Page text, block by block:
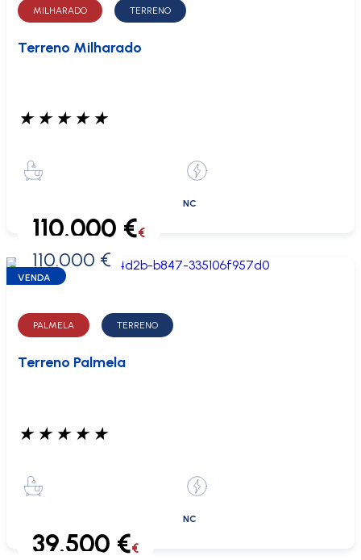
MILHARADO TERRENO
Terreno Milharado
★ ★ ★ ★ ★
NC
0 €
110.000 €€
110.000 €
VENDA
PALMELA TERRENO
Terreno Palmela
★ ★ ★ ★ ★
NC
39.500 €€